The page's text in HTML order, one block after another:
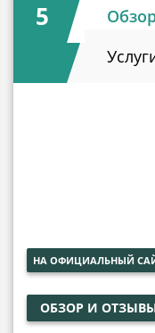
5
НА ОФИЦИАЛЬНЫЙ
ОБЗОР И ОТЗЫВЫ